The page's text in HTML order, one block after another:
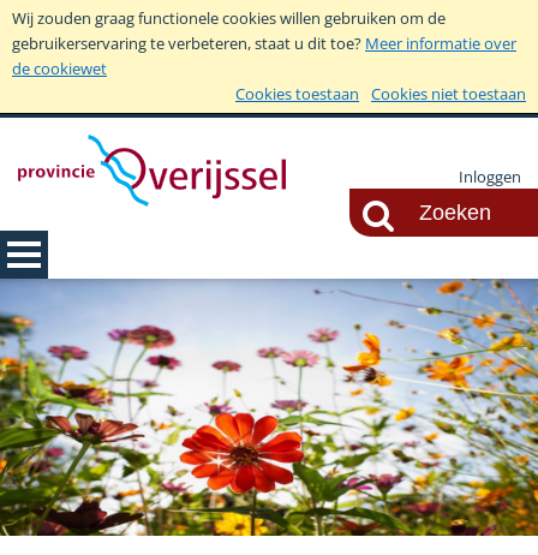
Wij zouden graag functionele cookies willen gebruiken om de
gebruikerservaring te verbeteren, staat u dit toe? Meer informatie over
de cookiewet
Cookies toestaan
Cookies niet toestaan
Inloggen